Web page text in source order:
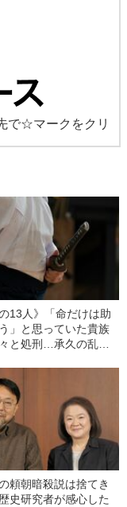
で☆マークをクリ
の13人》「命だけは助
」と思っていた貴族
と処刑…承久の乱を
頼朝暗殺説は捨てき
史研究者が感心した